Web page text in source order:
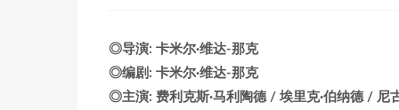
◎导演: 卡米尔·维达-那克
◎编剧: 卡米尔·维达-那克
◎主演: 费利克斯·马利陶德 / 埃里克·伯纳德 / 尼